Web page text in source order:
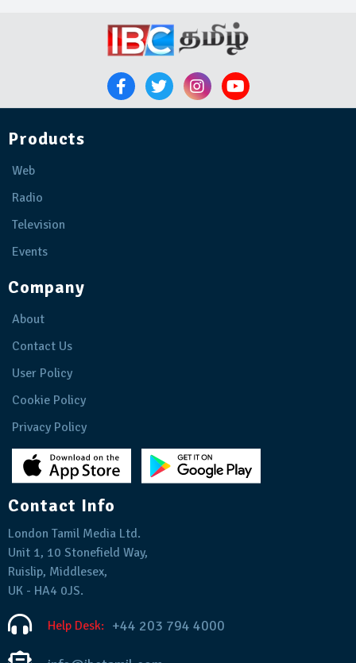
Products
Web
Radio
Television
Events
Company
About
Contact Us
User Policy
Cookie Policy
Privacy Policy
Contact Info
London Tamil Media Ltd.
Unit 1, 10 Stonefield Way,
Ruislip, Middlesex,
UK - HA4 0JS.
Help Desk: +44 203 794 4000